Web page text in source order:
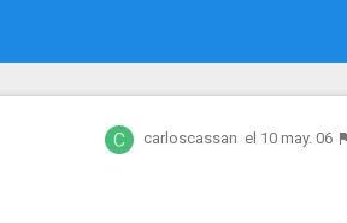
carloscassan el 10 may. 06